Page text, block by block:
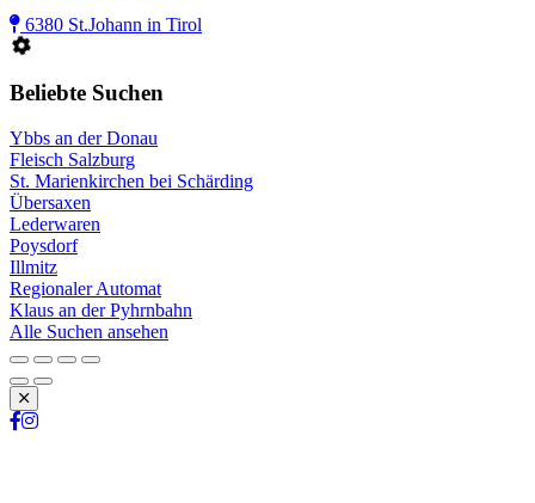
6380 St.Johann in Tirol
Beliebte Suchen
Ybbs an der Donau
Fleisch Salzburg
St. Marienkirchen bei Schärding
Übersaxen
Lederwaren
Poysdorf
Illmitz
Regionaler Automat
Klaus an der Pyhrnbahn
Alle Suchen ansehen
Schließen